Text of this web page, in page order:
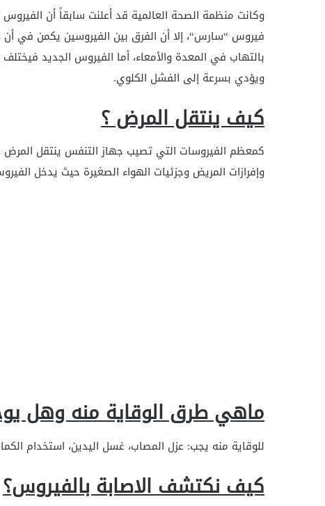
وكانت منظمة الصحة العالمية قد أعلنت سابقاً أن الفيروس
فيروس “سارس“، إلا أن الفرق بين الفيروسين يكمن في
بالتهاب في المعدة والأمعاء، أما الفيروس الجديد
ويؤدي بسرعة إلى الفشل الكلوي.
كيف ينتقل المرض ؟
كمعظم الفيروسات التي تصيب جهاز التنفس ينتقل المرض
وإفرازات المريض وجزئيات الهواء الصغيرة حيث يدخل
ماهي طرق الوقاية منه وهل
للوقاية منه يجب: عزل المصاب، غسل اليدين، استخدام
كيف نكتشف الاصابة بالفيروس؟